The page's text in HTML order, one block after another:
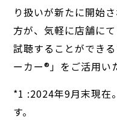
り扱いが新たに開始
方が、気軽に店舗に
試聴することができ
ーカー®」をご活用い
*1 :2024年9月末現在
す。